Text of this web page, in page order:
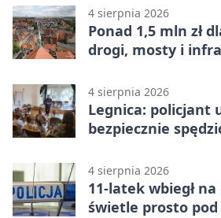
4 sierpnia 2026
Ponad 1,5 mln zł
drogi, mosty i
4 sierpnia 2026
Legnica: policjant
bezpiecznie
4 sierpnia 2026
11-latek wbiegł
świetle prosto